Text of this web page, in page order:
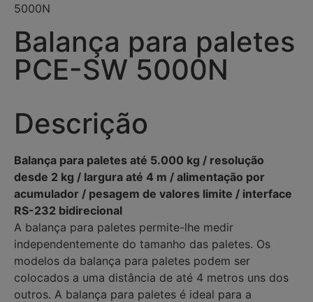
5000N
Balança para paletes
PCE-SW 5000N
Descrição
Balança para paletes até 5.000 kg / resolução
desde 2 kg / largura até 4 m / alimentação por
acumulador / pesagem de valores limite / interface
RS-232 bidirecional
A balança para paletes permite-lhe medir
independentemente do tamanho das paletes. Os
modelos da balança para paletes podem ser
colocados a uma distância de até 4 metros uns dos
outros. A balança para paletes é ideal para a